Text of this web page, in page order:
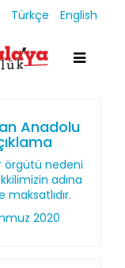
Türkçe English
Anadolu
örgütü nedeni
adına
2020